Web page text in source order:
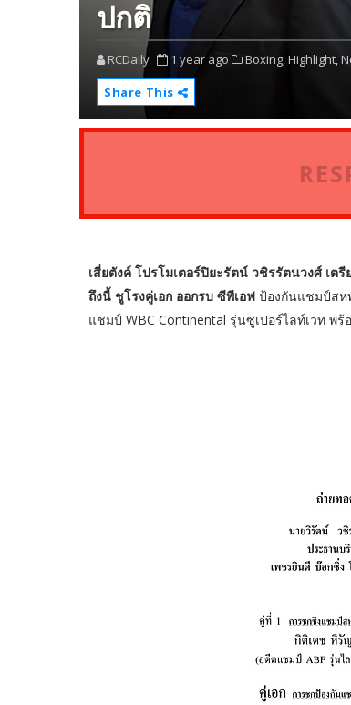
ปกติ
RCDaily 1 year ago Boxing,Highlight,
Share This
เสี่ยตังค์ โปรโมเตอร์ปิยะรัตน์ วชิรรัตนวงศ์ เ
ถึงนี้ ชูโรงคู่เอก ออกรบ ซีพีเอฟ ป้องกันแชมป์สห
แชมป์ WBC Continental รุ่นซูเปอร์ไลท์เวท พ